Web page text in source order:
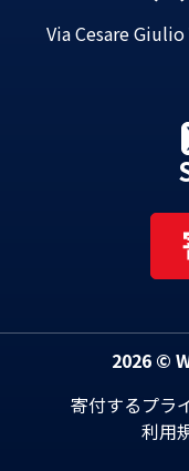
Via Cesare
2026 ©
寄付するプラ
利用